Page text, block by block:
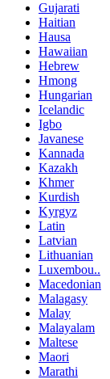
Gujarati
Haitian
Hausa
Hawaiian
Hebrew
Hmong
Hungarian
Icelandic
Igbo
Javanese
Kannada
Kazakh
Khmer
Kurdish
Kyrgyz
Latin
Latvian
Lithuanian
Luxembou..
Macedonian
Malagasy
Malay
Malayalam
Maltese
Maori
Marathi